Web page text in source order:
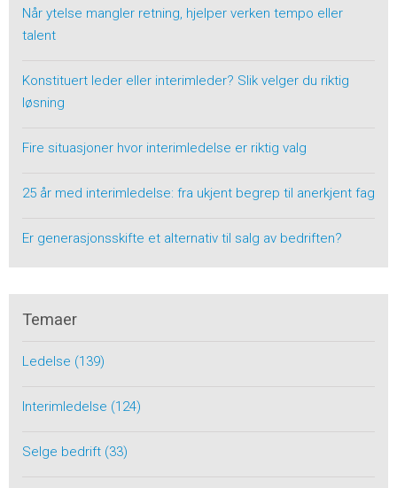
Når ytelse mangler retning, hjelper verken tempo eller
talent
Konstituert leder eller interimleder? Slik velger du riktig
løsning
Fire situasjoner hvor interimledelse er riktig valg
25 år med interimledelse: fra ukjent begrep til anerkjent fag
Er generasjonsskifte et alternativ til salg av bedriften?
Temaer
Ledelse (139)
Interimledelse (124)
Selge bedrift (33)